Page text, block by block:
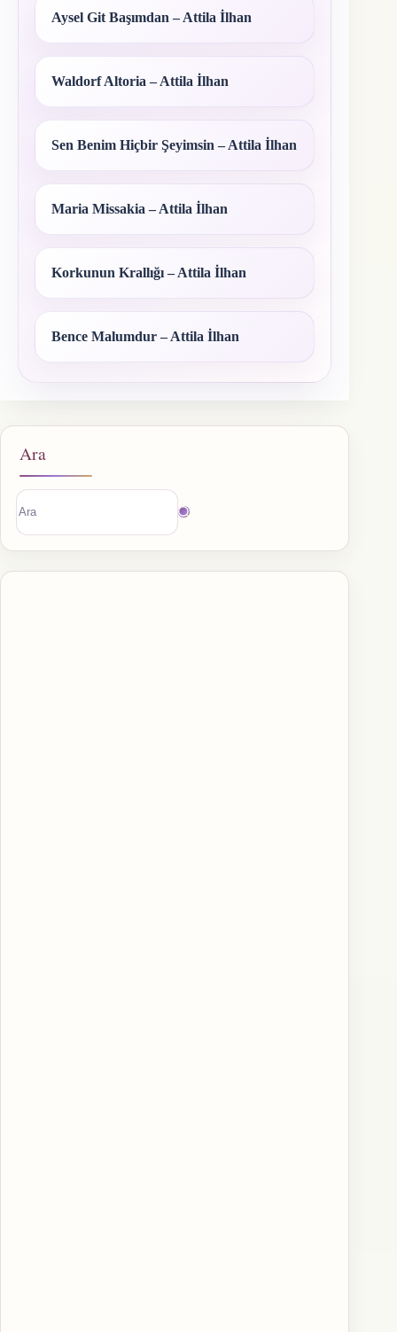
Aysel Git Başımdan – Attila İlhan
Waldorf Altoria – Attila İlhan
Sen Benim Hiçbir Şeyimsin – Attila İlhan
Maria Missakia – Attila İlhan
Korkunun Krallığı – Attila İlhan
Bence Malumdur – Attila İlhan
Ara